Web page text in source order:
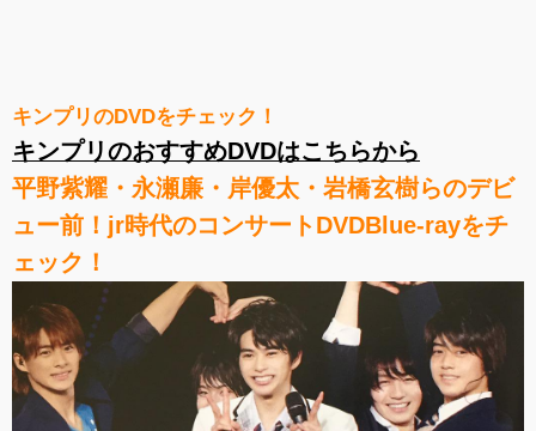
キンプリのDVDをチェック！
キンプリのおすすめDVDはこちらから
平野紫耀・永瀬廉・岸優太・岩橋玄樹らのデビ
ュー前！jr時代のコンサートDVDBlue-rayをチ
ェック！